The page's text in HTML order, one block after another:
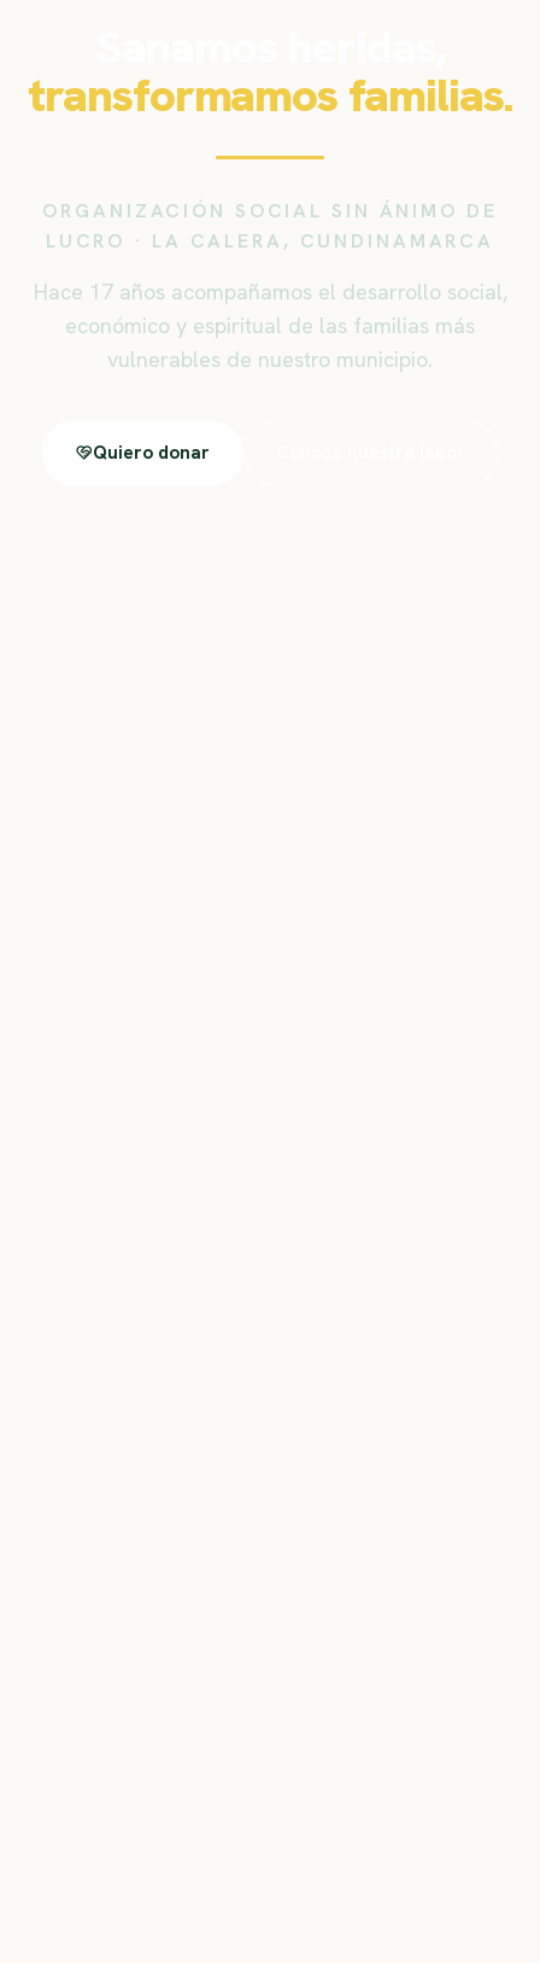
transformamos familias.
ORGANIZACIÓN SOCIAL SIN ÁNIMO DE
LUCRO · LA CALERA, CUNDINAMARCA
Hace 17 años acompañamos el desarrollo social,
económico y espiritual de las familias más
vulnerables de nuestro municipio.
Quiero donar